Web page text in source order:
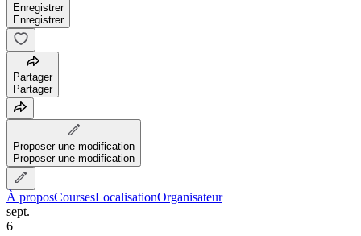
Enregistrer
Enregistrer
Partager
Partager
Proposer une modification
Proposer une modification
À proposCoursesLocalisationOrganisateur
sept.
6